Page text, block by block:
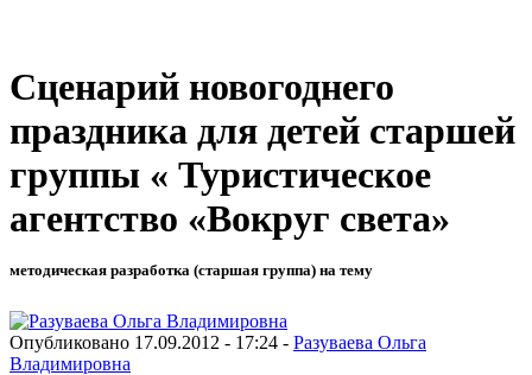
Сценарий новогоднего
праздника для детей старшей
группы « Туристическое
агентство «Вокруг света»
методическая разработка (старшая группа) на тему
Опубликовано 17.09.2012 - 17:24 - Разуваева Ольга
Владимировна